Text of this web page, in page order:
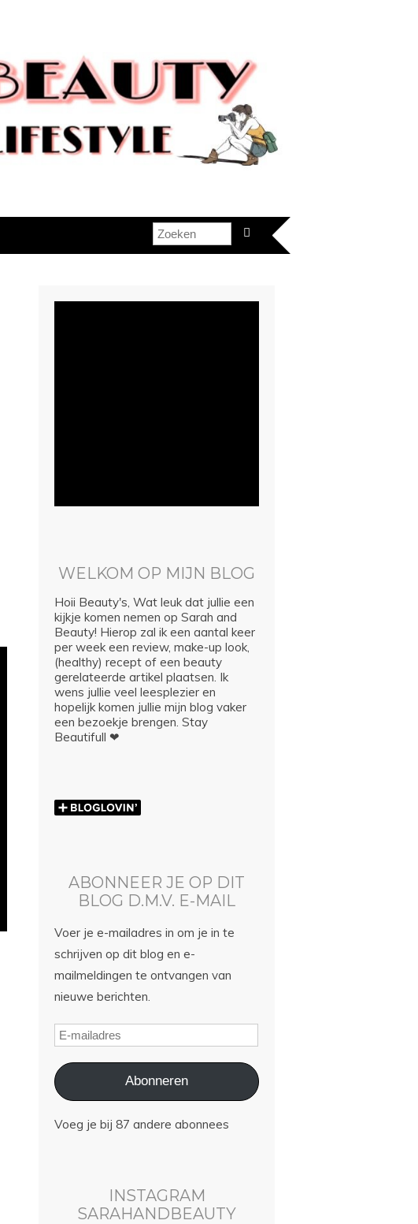
WELKOM OP MIJN BLOG
Hoii Beauty's, Wat leuk dat jullie een
kijkje komen nemen op Sarah and
Beauty! Hierop zal ik een aantal keer
per week een review, make-up look,
(healthy) recept of een beauty
gerelateerde artikel plaatsen. Ik
wens jullie veel leesplezier en
hopelijk komen jullie mijn blog vaker
een bezoekje brengen. Stay
Beautifull ❤
ABONNEER JE OP DIT
BLOG D.M.V. E-MAIL
Voer je e-mailadres in om je in te
schrijven op dit blog en e-
mailmeldingen te ontvangen van
nieuwe berichten.
Abonneren
Voeg je bij 87 andere abonnees
INSTAGRAM
SARAHANDBEAUTY